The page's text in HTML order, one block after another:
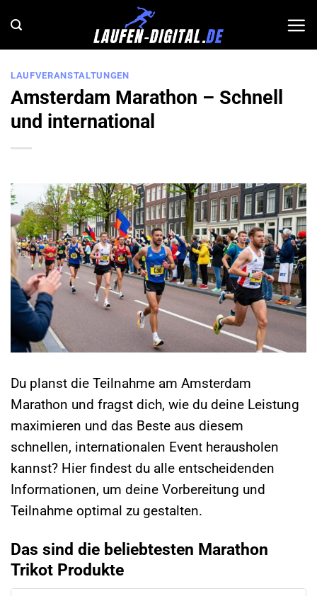
Inhalt
springen
LAUFVERANSTALTUNGEN
Amsterdam Marathon – Schnell
und international
Du planst die Teilnahme am Amsterdam
Marathon und fragst dich, wie du deine Leistung
maximieren und das Beste aus diesem
schnellen, internationalen Event herausholen
kannst? Hier findest du alle entscheidenden
Informationen, um deine Vorbereitung und
Teilnahme optimal zu gestalten.
Das sind die beliebtesten Marathon
Trikot Produkte